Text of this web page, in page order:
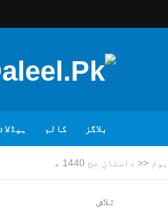
بلاگز کالم
ہوم << داستانِ حج 1440 ھ
تلاش